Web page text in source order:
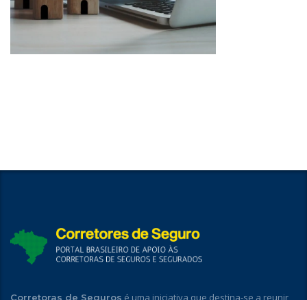
Corretoras de Seguros é uma iniciativa que destina-se a reunir